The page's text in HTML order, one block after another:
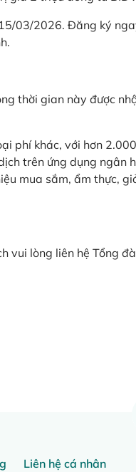
03/2026. Đăng ký
thời gian này được
phí khác, với hơn
trên ứng dụng ngân
mua sắm, ẩm thực,
vui lòng liên hệ Tổng
Liên hệ cá nhân